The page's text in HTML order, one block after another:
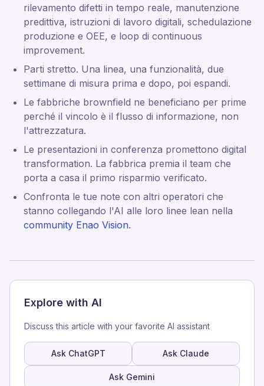
rilevamento difetti in tempo reale, manutenzione
predittiva, istruzioni di lavoro digitali, schedulazione
produzione e OEE, e loop di continuous
improvement.
Parti stretto. Una linea, una funzionalità, due
settimane di misura prima e dopo, poi espandi.
Le fabbriche brownfield ne beneficiano per prime
perché il vincolo è il flusso di informazione, non
l'attrezzatura.
Le presentazioni in conferenza promettono digital
transformation. La fabbrica premia il team che
porta a casa il primo risparmio verificato.
Confronta le tue note con altri operatori che
stanno collegando l'AI alle loro linee lean nella
community Enao Vision.
Explore with AI
Discuss this article with your favorite AI assistant
Ask ChatGPT Ask Claude
Ask Gemini